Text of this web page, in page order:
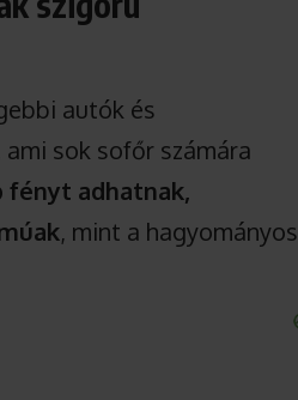
autók és
sok sofőr számára
fényt adhatnak,
, mint a hagyományos